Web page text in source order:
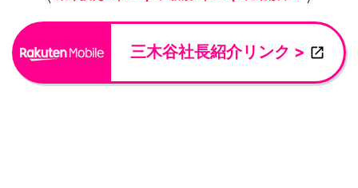
三木谷社長紹介リンク >